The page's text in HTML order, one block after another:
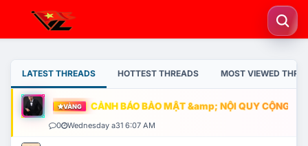
LATEST THREADS HOTTEST THREADS MOST VIEWED
VÀNG CẢNH BÁO BẢO MẬT &amp; NỘI QUY CỘNG
0 Wednesday a31 6:07 AM